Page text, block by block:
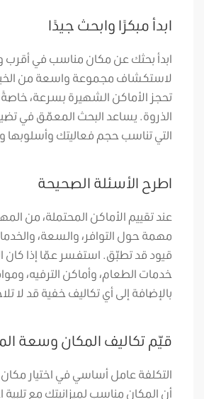
ابدأ مبكرًا وابحث جيدًا
ابدأ بحثك عن مكان مناسب في
لاستكشاف مجموعة واسعة من
تحجز الأماكن الشهيرة بسرعة،
الذروة. يساعد البحث المعمّق في
التي تناسب حجم فعاليتك وأسلوبها
اطرح الأسئلة الصحيحة
عند تقييم الأماكن المحتملة، من
مهمة حول التوافر، والسعة،
قيود قد تطبّق. استفسر عمّا إذا كان
خدمات الطعام، وأماكن الترفيه،
بالإضافة إلى أي تكاليف خفية قد لا
قيّم تكاليف المكان وسعة
التكلفة عامل أساسي في اختيار مكان
أن المكان مناسب لميزانيتك مع تلبية